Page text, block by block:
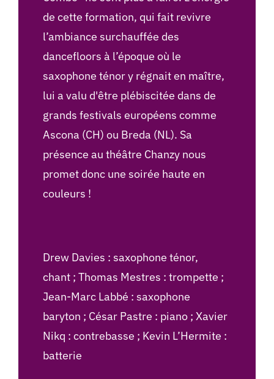
de cette formation, qui fait revivre
l’ambiance surchauffée des
dancefloors à l’époque où le
saxophone ténor y régnait en maître,
lui a valu d'être plébiscitée dans de
grands festivals européens comme
Ascona (CH) ou Breda (NL). Sa
présence au théâtre Chanzy nous
promet donc une soirée haute en
couleurs !
Drew Davies : saxophone ténor,
chant ; Thomas Mestres : trompette ;
Jean-Marc Labbé : saxophone
baryton ; César Pastre : piano ; Xavier
Nikq : contrebasse ; Kevin L’Hermite :
batterie